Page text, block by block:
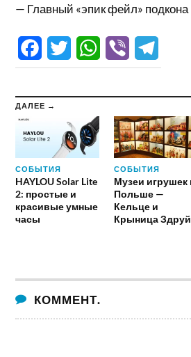
— Главный «эпик фейл»
FacebookTwitter WhatsApp
Viber
ДАЛЕЕ →
СОБЫТИЯ
HAYLOU Solar Lite
2: простые и
красивые умные
часы
СОБЫТИЯ
Музеи игрушек
Польше —
Кельце и
Крыница Здруй
КОММЕНТ.